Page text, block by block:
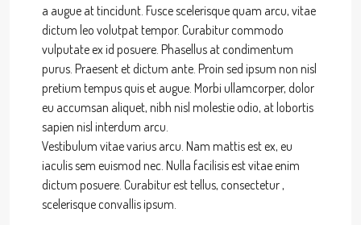
a augue at tincidunt. Fusce scelerisque quam arcu, vitae
dictum leo volutpat tempor. Curabitur commodo
vulputate ex id posuere. Phasellus at condimentum
purus. Praesent et dictum ante. Proin sed ipsum non nisl
pretium tempus quis et augue. Morbi ullamcorper, dolor
eu accumsan aliquet, nibh nisl molestie odio, at lobortis
sapien nisl interdum arcu.
Vestibulum vitae varius arcu. Nam mattis est ex, eu
iaculis sem euismod nec. Nulla facilisis est vitae enim
dictum posuere. Curabitur est tellus, consectetur ,
scelerisque convallis ipsum.